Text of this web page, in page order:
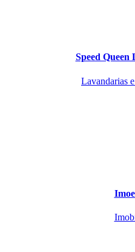
Speed Queen
Lavandarias